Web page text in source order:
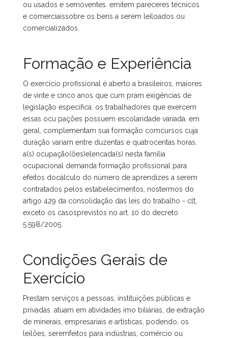
ou usados e semoventes. emitem pareceres técnicos
e comerciaissobre os bens a serem leiloados ou
comercializados.
Formação e Experiência
O exercício profissional é aberto a brasileiros, maiores
de vinte e cinco anos que cum pram exigências de
legislação específica. os trabalhadores que exercem
essas ocu pações possuem escolaridade variada. em
geral, complementam sua formação comcursos cuja
duração variam entre duzentas e quatrocentas horas.
a(s) ocupação(ões)elencada(s) nesta família
ocupacional demanda formação profissional para
efeitos docálculo do número de aprendizes a serem
contratados pelos estabelecimentos, nostermos do
artigo 429 da consolidação das leis do trabalho - clt,
exceto os casosprevistos no art. 10 do decreto
5.598/2005.
Condições Gerais de
Exercício
Prestam serviços a pessoas, instituições públicas e
privadas. atuam em atividades imo biliárias, de extração
de minerais, empresariais e artísticas, podendo, os
leilões, seremfeitos para indústrias, comércio ou